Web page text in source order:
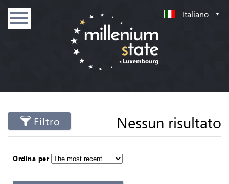
Italiano
Filtro Nessun risultato
Ordina per